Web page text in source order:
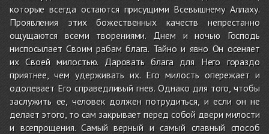
которые всегда остаются присущими Всевышнему Аллаху.
Проявления этих божественных качеств непрестанно
ощущаются всеми творениями. Днем и ночью Господь
ниспосылает Своим рабам блага. Тайно и явно Он осеняет
их Своей милостью. Даровать блага для Него гораздо
приятнее, чем удерживать их. Его милость опережает и
одолевает Его справедливый гнев. Однако для того, чтобы
заслужить ее, человек должен потрудиться, и если он не
делает этого, то сам закрывает перед собой двери милости
и всепрощения. Самый верный и самый славный способ